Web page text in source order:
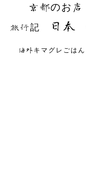
京都のお店
旅行記 日本
海外キマグレごはん